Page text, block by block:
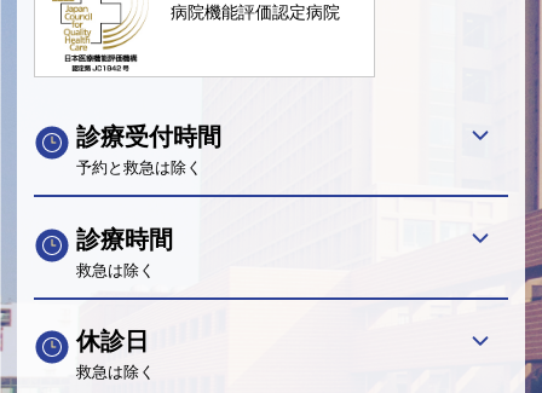
病院機能評価認定病院
診療受付時間
予約と救急は除く
診療時間
救急は除く
休診日
救急は除く